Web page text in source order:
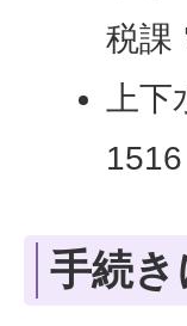
税課
上下
1516
手続